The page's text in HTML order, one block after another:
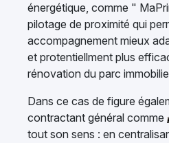
énergétique, comme "
pilotage de proximité qui
accompagnement mieux
et protentiellment plus
rénovation du parc
Dans ce cas de figure
contractant général comme
tout son sens : en